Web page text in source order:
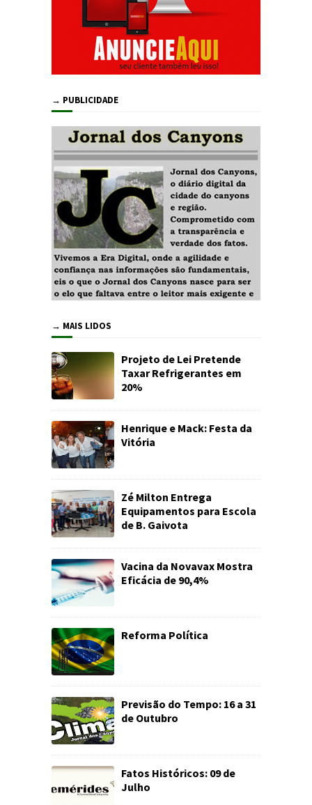
→ PUBLICIDADE
→ MAIS LIDOS
Projeto de Lei Pretende
Taxar Refrigerantes em
20%
Henrique e Mack: Festa da
Vitória
Zé Milton Entrega
Equipamentos para Escola
de B. Gaivota
Vacina da Novavax Mostra
Eficácia de 90,4%
Reforma Política
Previsão do Tempo: 16 a 31
de Outubro
Fatos Históricos: 09 de
Julho